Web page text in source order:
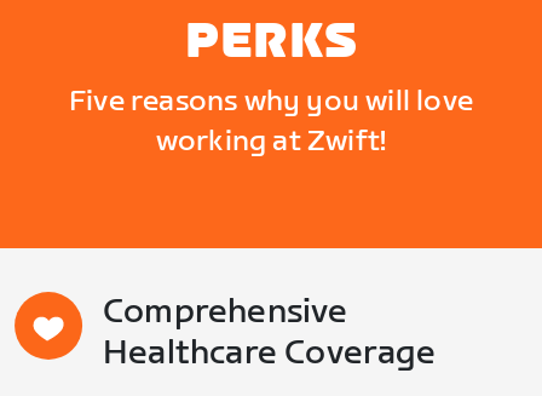
PERKS
Five reasons why you will love
working at Zwift!
Comprehensive
Healthcare Coverage